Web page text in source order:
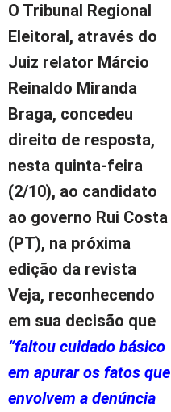
O Tribunal Regional
Eleitoral, através do
Juiz relator Márcio
Reinaldo Miranda
Braga, concedeu
direito de resposta,
nesta quinta-feira
(2/10), ao candidato
ao governo Rui Costa
(PT), na próxima
edição da revista
Veja, reconhecendo
em sua decisão que
“faltou cuidado básico
em apurar os fatos que
envolvem a denúncia